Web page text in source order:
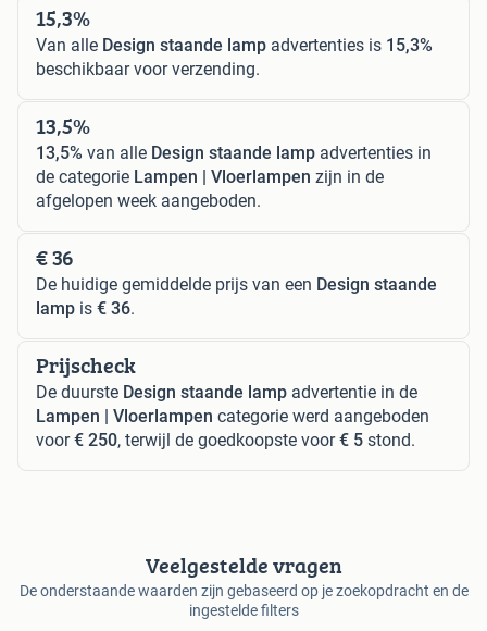
15,3%
Van alle Design staande lamp advertenties is 15,3%
beschikbaar voor verzending.
13,5%
13,5% van alle Design staande lamp advertenties in
de categorie Lampen | Vloerlampen zijn in de
afgelopen week aangeboden.
€ 36
De huidige gemiddelde prijs van een Design staande
lamp is € 36.
Prijscheck
De duurste Design staande lamp advertentie in de
Lampen | Vloerlampen categorie werd aangeboden
voor€ 250, terwijl de goedkoopste voor€ 5 stond.
Veelgestelde vragen
De onderstaande waarden zijn gebaseerd op je zoekopdracht en de
ingestelde filters